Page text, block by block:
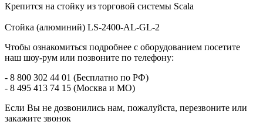
Крепится на стойку из торговой системы Scala
Стойка (алюминий) LS-2400-AL-GL-2
Чтобы ознакомиться подробнее с оборудованием посетите
наш шоу-рум или позвоните по телефону:
- 8 800 302 44 01 (Бесплатно по РФ)
- 8 495 413 74 15 (Москва и МО)
Если Вы не дозвонились нам, пожалуйста, перезвоните или
закажите звонок